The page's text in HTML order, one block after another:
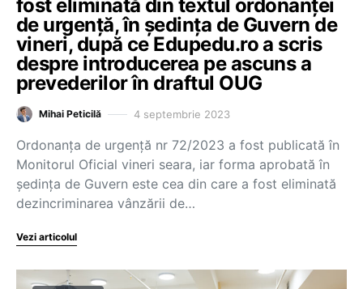
fost eliminată din textul ordonanței
de urgență, în ședința de Guvern de
vineri, după ce Edupedu.ro a scris
despre introducerea pe ascuns a
prevederilor în draftul OUG
Mihai Peticilă 4 septembrie 2023
Ordonanța de urgență nr 72/2023 a fost publicată în
Monitorul Oficial vineri seara, iar forma aprobată în
ședința de Guvern este cea din care a fost eliminată
dezincriminarea vânzării de…
Vezi articolul